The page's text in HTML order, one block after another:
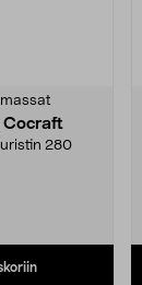
Cocraft
280